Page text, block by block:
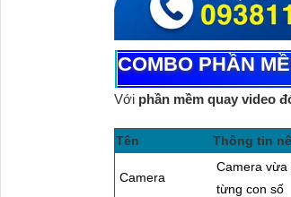
COMBO PHẦN
Với phần mềm quay video
Tên Thông tin
Camera
Camera
từng con số